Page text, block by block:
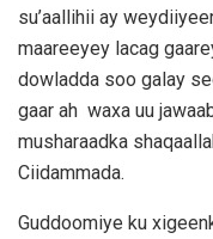
su’aallihii ay
maareeyey lacag
dowladda soo galay
gaar ah waxa uu
musharaadka
Ciidammada.
Guddoomiye ku